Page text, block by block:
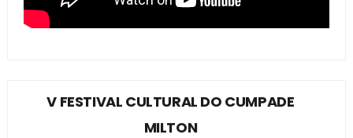
V FESTIVAL CULTURAL DO CUMPADE
MILTON